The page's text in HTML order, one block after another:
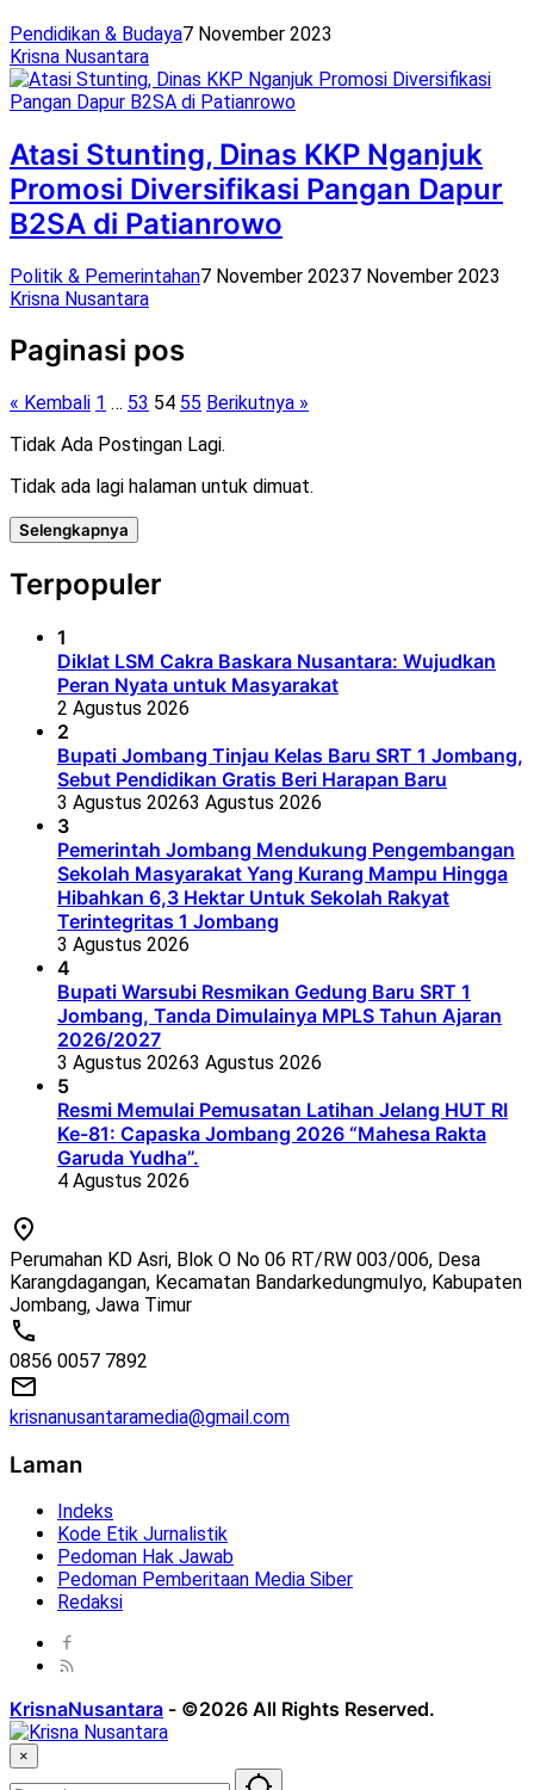
Pendidikan & Budaya7 November 2023
Krisna Nusantara
Atasi Stunting, Dinas KKP Nganjuk
Promosi Diversifikasi Pangan Dapur
B2SA di Patianrowo
Politik & Pemerintahan7 November 20237 November 2023
Krisna Nusantara
Paginasi pos
« Kembali 1 … 53 54 55 Berikutnya »
Tidak Ada Postingan Lagi.
Tidak ada lagi halaman untuk dimuat.
Selengkapnya
Terpopuler
1
Diklat LSM Cakra Baskara Nusantara: Wujudkan
Peran Nyata untuk Masyarakat
2 Agustus 2026
2
Bupati Jombang Tinjau Kelas Baru SRT 1 Jombang,
Sebut Pendidikan Gratis Beri Harapan Baru
3 Agustus 20263 Agustus 2026
3
Pemerintah Jombang Mendukung Pengembangan
Sekolah Masyarakat Yang Kurang Mampu Hingga
Hibahkan 6,3 Hektar Untuk Sekolah Rakyat
Terintegritas 1 Jombang
3 Agustus 2026
4
Bupati Warsubi Resmikan Gedung Baru SRT 1
Jombang, Tanda Dimulainya MPLS Tahun Ajaran
2026/2027
3 Agustus 20263 Agustus 2026
5
Resmi Memulai Pemusatan Latihan Jelang HUT RI
Ke-81: Capaska Jombang 2026 “Mahesa Rakta
Garuda Yudha”.
4 Agustus 2026
Perumahan KD Asri, Blok O No 06 RT/RW 003/006, Desa
Karangdagangan, Kecamatan Bandarkedungmulyo, Kabupaten
Jombang, Jawa Timur
0856 0057 7892
krisnanusantaramedia@gmail.com
Laman
Indeks
Kode Etik Jurnalistik
Pedoman Hak Jawab
Pedoman Pemberitaan Media Siber
Redaksi
KrisnaNusantara - ©2026 All Rights Reserved.
×